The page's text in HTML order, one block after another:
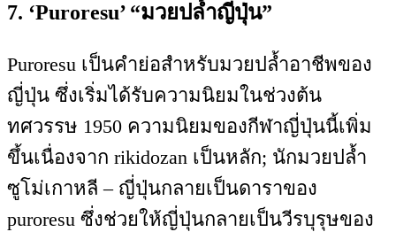
7. ‘Puroresu’ “มวยปล้ำญี่ปุ่น”
Puroresu เป็นคำย่อสำหรับมวยปล้ำอาชีพของ
ญี่ปุ่น ซึ่งเริ่มได้รับความนิยมในช่วงต้น
ทศวรรษ 1950 ความนิยมของกีฬาญี่ปุ่นนี้เพิ่ม
ขึ้นเนื่องจาก rikidozan เป็นหลัก; นักมวยปล้ำ
ซูโม่เกาหลี – ญี่ปุ่นกลายเป็นดาราของ
puroresu ซึ่งช่วยให้ญี่ปุ่นกลายเป็นวีรบุรุษของ